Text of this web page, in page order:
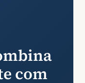
com